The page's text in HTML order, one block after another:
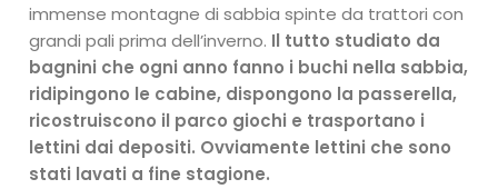
immense montagne di sabbia spinte da trattori con
grandi pali prima dell’inverno. Il tutto studiato da
bagnini che ogni anno fanno i buchi nella sabbia,
ridipingono le cabine, dispongono la passerella,
ricostruiscono il parco giochi e trasportano i
lettini dai depositi. Ovviamente lettini che sono
stati lavati a fine stagione.